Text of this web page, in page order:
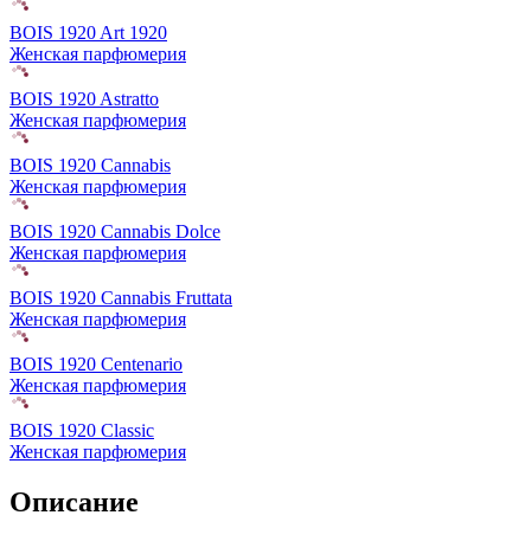
BOIS 1920 Art 1920
Женская парфюмерия
BOIS 1920 Astratto
Женская парфюмерия
BOIS 1920 Cannabis
Женская парфюмерия
BOIS 1920 Cannabis Dolce
Женская парфюмерия
BOIS 1920 Cannabis Fruttata
Женская парфюмерия
BOIS 1920 Centenario
Женская парфюмерия
BOIS 1920 Classic
Женская парфюмерия
Описание